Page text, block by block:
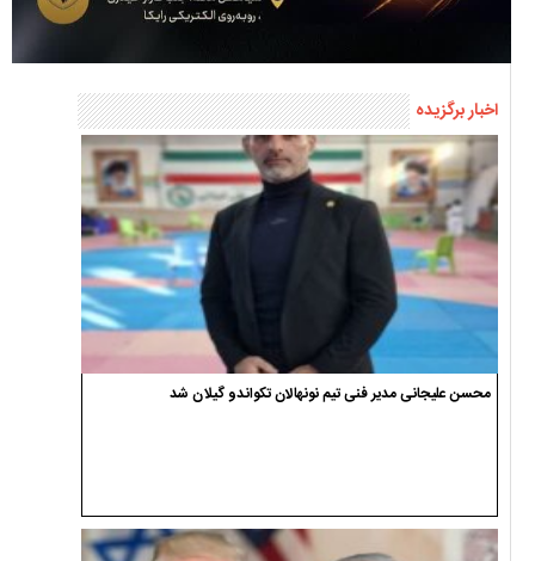
اخبار برگزیده
محسن علیجانی مدیر فنی تیم نونهالان تکواندو گیلان شد